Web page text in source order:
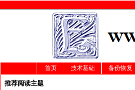
首页 技术基础 备份恢复
推荐阅读主题